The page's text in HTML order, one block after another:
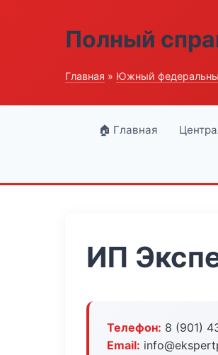
Полный
Главная » Южный
🏠 Главная
ИП
Телефон: 8 (901)
Email: